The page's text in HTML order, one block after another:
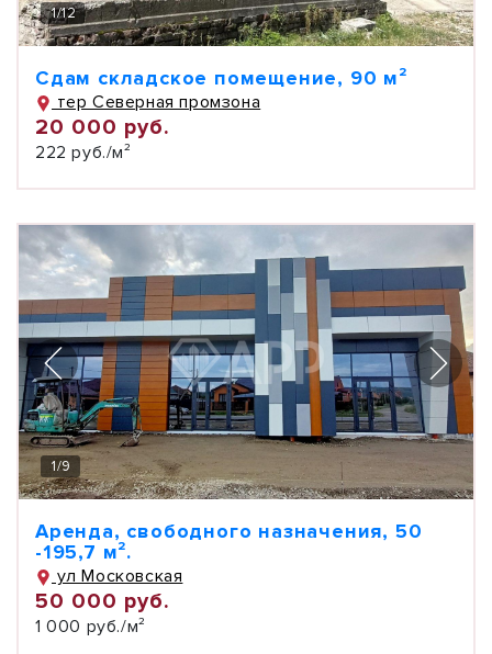
1/12
Сдам складское помещение, 90 м²
тер Северная промзона
20 000 руб.
222 руб./м²
1/9
Аренда, свободного назначения, 50
-195,7 м².
ул Московская
50 000 руб.
1 000 руб./м²